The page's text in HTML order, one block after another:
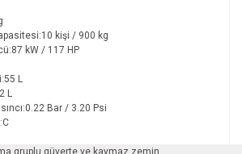
kişi / 900 kg
kW / 117 HP
L
L
Bar / 3.20 Psi
gruplu güverte ve kaymaz zemin